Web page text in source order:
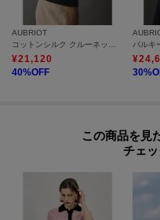
AUBRIOT
コットンシルク クルーネックセーター
¥21,120
40%OFF
バルキ
¥
30
この商品を見
チェ